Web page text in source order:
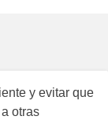
y evitar que
otras